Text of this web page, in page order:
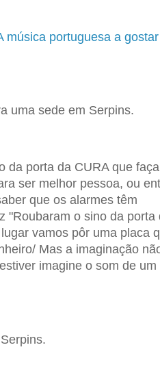
música portuguesa a
uma sede em Serpins.
da porta da CURA que
ser melhor pessoa, ou
que os alarmes têm
"Roubaram o sino da porta
vamos pôr uma placa
Mas a imaginação
imagine o som de um